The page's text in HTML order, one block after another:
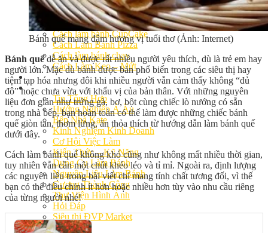
Cách Làm Bánh Bông Lan
Cách Làm Bánh Su Kem
Cách làm bánh CupCake
Cách Làm Bánh Pizza
Cách làm bánh chay
Cách Làm Kẹo – Mứt
Video
Tin tức
Tin Tổng Hợp
Hướng Nghiệp Á Âu
Bếp Nhà Kate
Kinh Nghiệm Kinh Doanh
Cơ Hội Việc Làm
Kiến Thức – Kỹ Năng
Dụng Cụ Làm Bánh
Nguyên Liệu Làm Bánh
Gương Thành Công
Thư Viện Hình Ảnh
Hỏi Đáp
Siêu thị ĐVP Market
Việc Làm
Bánh quế mang đậm hương vị tuổi thơ (Ảnh: Internet)
Bánh quếdễ ăn và được rất nhiều người yêu thích, dù là trẻ em hay
người lớn. Mặc dù bánh được bán phổ biến trong các siêu thị hay
tiệm tạp hóa nhưng đôi khi nhiều người vẫn cảm thấy không “đủ
đô” hoặc chưa vừa với khẩu vị của bản thân. Với những nguyên
liệu đơn giản như trứng gà, bơ, bột cùng chiếc lò nướng có sẵn
trong nhà bếp, bạn hoàn toàn có thể làm được những chiếc bánh
quế giòn tan, thơm lừng, ăn thỏa thích từ hướng dẫn làm bánh quế
dưới đây.
Cách làm bánh quế không khó cũng như không mất nhiều thời gian,
tuy nhiên vẫn cần một chút khéo léo và tỉ mỉ. Ngoài ra, định lượng
các nguyên liệu trong bài viết chỉ mang tính chất tương đối, vì thế
bạn có thể điều chỉnh ít hơn hoặc nhiều hơn tùy vào nhu cầu riêng
của từng người nhé!